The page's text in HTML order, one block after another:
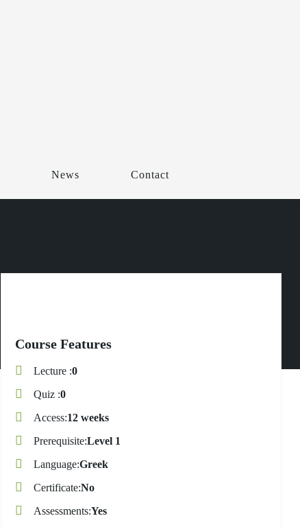
News Contact
Course Features
Lecture 0
Quiz 0
Access 12 weeks
Prerequisite Level 1
Language Greek
Certificate No
Assessments Yes